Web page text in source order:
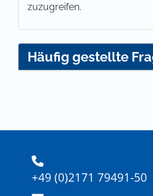
zuzugreifen.
Häufig gestellte
+49 (0)2171 79491-50